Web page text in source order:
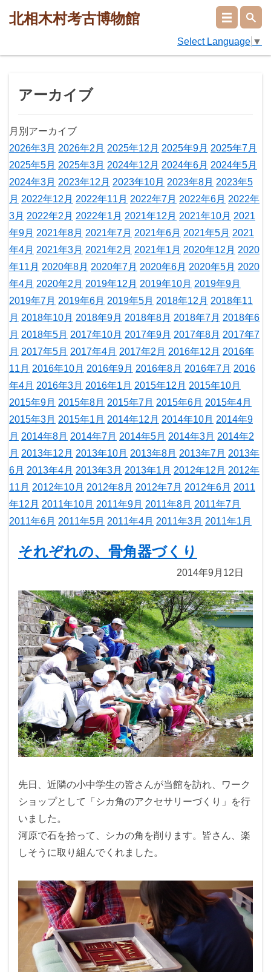
北相木村考古博物館
Select Language ▼
アーカイブ
月別アーカイブ
2026年3月 2026年2月 2025年12月 2025年9月 2025年7月
2025年5月 2025年3月 2024年12月 2024年6月 2024年5月
2024年3月 2023年12月 2023年10月 2023年8月 2023年5
月 2022年12月 2022年11月 2022年7月 2022年6月 2022年
3月 2022年2月 2022年1月 2021年12月 2021年10月 2021
年9月 2021年8月 2021年7月 2021年6月 2021年5月 2021
年4月 2021年3月 2021年2月 2021年1月 2020年12月 2020
年11月 2020年8月 2020年7月 2020年6月 2020年5月 2020
年4月 2020年2月 2019年12月 2019年10月 2019年9月
2019年7月 2019年6月 2019年5月 2018年12月 2018年11
月 2018年10月 2018年9月 2018年8月 2018年7月 2018年6
月 2018年5月 2017年10月 2017年9月 2017年8月 2017年7
月 2017年5月 2017年4月 2017年2月 2016年12月 2016年
11月 2016年10月 2016年9月 2016年8月 2016年7月 2016
年4月 2016年3月 2016年1月 2015年12月 2015年10月
2015年9月 2015年8月 2015年7月 2015年6月 2015年4月
2015年3月 2015年1月 2014年12月 2014年10月 2014年9
月 2014年8月 2014年7月 2014年5月 2014年3月 2014年2
月 2013年12月 2013年10月 2013年8月 2013年7月 2013年
6月 2013年4月 2013年3月 2013年1月 2012年12月 2012年
11月 2012年10月 2012年8月 2012年7月 2012年6月 2011
年12月 2011年10月 2011年9月 2011年8月 2011年7月
2011年6月 2011年5月 2011年4月 2011年3月 2011年1月
それぞれの、骨角器づくり
2014年9月12日
先日、近隣の小中学生の皆さんが当館を訪れ、ワーク
ショップとして「シカ角のアクセサリーづくり」を行
いました。
河原で石を拾って、シカの角を削ります。皆さん、楽
しそうに取り組んでくれました。